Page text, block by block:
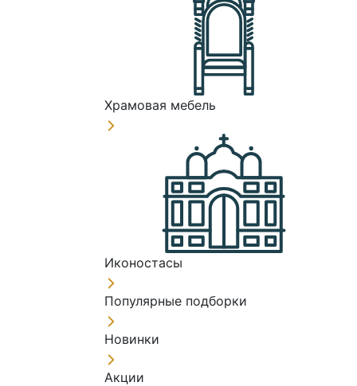
Храмовая мебель
Иконостасы
Популярные подборки
Новинки
Акции